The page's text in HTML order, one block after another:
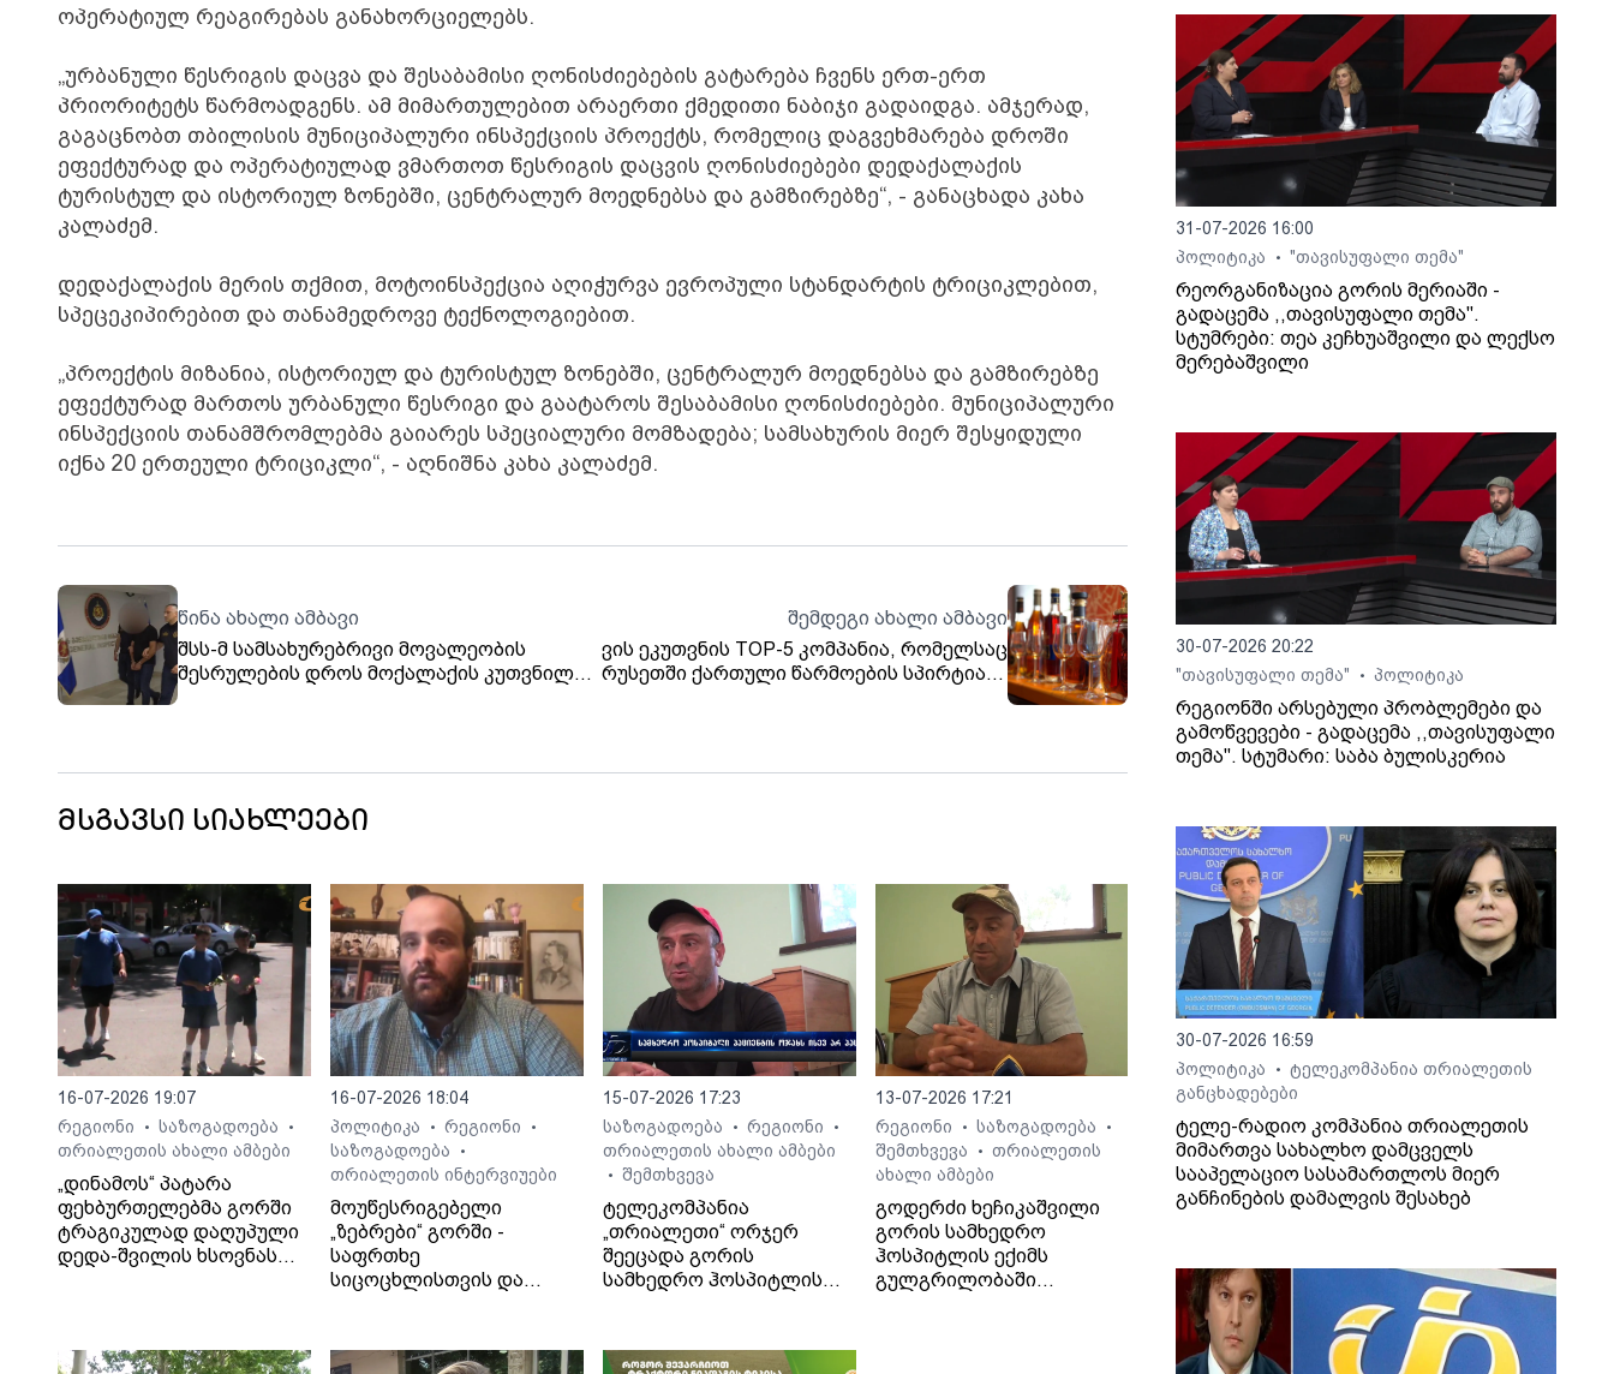
ოპერატიულ რეაგირებას განახორციელებს.
„ურბანული წესრიგის დაცვა და შესაბამისი ღონისძიებების გატარება ჩვენს ერთ-ერთ
პრიორიტეტს წარმოადგენს. ამ მიმართულებით არაერთი ქმედითი ნაბიჯი გადაიდგა. ამჯერად,
გაგაცნობთ თბილისის მუნიციპალური ინსპექციის პროექტს, რომელიც დაგვეხმარება დროში
ეფექტურად და ოპერატიულად ვმართოთ წესრიგის დაცვის ღონისძიებები დედაქალაქის
ტურისტულ და ისტორიულ ზონებში, ცენტრალურ მოედნებსა და გამზირებზე“, - განაცხადა კახა
კალაძემ.
დედაქალაქის მერის თქმით, მოტოინსპექცია აღიჭურვა ევროპული სტანდარტის ტრიციკლებით,
სპეცეკიპირებით და თანამედროვე ტექნოლოგიებით.
„პროექტის მიზანია, ისტორიულ და ტურისტულ ზონებში, ცენტრალურ მოედნებსა და გამზირებზე
ეფექტურად მართოს ურბანული წესრიგი და გაატაროს შესაბამისი ღონისძიებები. მუნიციპალური
ინსპექციის თანამშრომლებმა გაიარეს სპეციალური მომზადება; სამსახურის მიერ შესყიდული
იქნა 20 ერთეული ტრიციკლი“, - აღნიშნა კახა კალაძემ.
წინა ახალი ამბავი
შსს-მ სამსახურებრივი მოვალეობის
შესრულების დროს მოქალაქის კუთვნილი
შემდეგი ახალი ამბავი
ვის ეკუთვნის TOP-5 კომპანია, რომელსაც
რუსეთში ქართული წარმოების სპირტიანი
სასმელები გააქვს
მსგავსი სიახლეები
16-07-2026 19:07
რეგიონი
• საზოგადოება •
თრიალეთის ახალი ამბები
„დინამოს“ პატარა
ფეხბურთელებმა გორში
ტრაგიკულად დაღუპული
დედა-შვილის ხსოვნას
16-07-2026 18:04
პოლიტიკა
• რეგიონი •
საზოგადოება •
თრიალეთის ინტერვიუები
მოუწესრიგებელი
„ზებრები“ გორში -
საფრთხე
სიცოცხლისთვის და
15-07-2026 17:23
საზოგადოება
• რეგიონი •
თრიალეთის ახალი ამბები
• შემთხვევა
ტელეკომპანია
„თრიალეთი“ ორჯერ
შეეცადა გორის
სამხედრო ჰოსპიტლის
ბრალდებებთან
13-07-2026 17:21
რეგიონი
• საზოგადოება •
შემთხვევა • თრიალეთის
ახალი ამბები
გოდერძი ხეჩიკაშვილი
გორის სამხედრო
ჰოსპიტლის ექიმს
გულგრილობაში
31-07-2026 16:00
პოლიტიკა
• "თავისუფალი თემა"
რეორგანიზაცია გორის მერიაში -
გადაცემა ,,თავისუფალი თემა".
სტუმრები: თეა კეჩხუაშვილი და ლექსო
მერებაშვილი
30-07-2026 20:22
"თავისუფალი თემა"
• პოლიტიკა
რეგიონში არსებული პრობლემები და
გამოწვევები - გადაცემა ,,თავისუფალი
თემა". სტუმარი: საბა ბულისკერია
30-07-2026 16:59
პოლიტიკა
•
ტელეკომპანია თრიალეთის
განცხადებები
ტელე-რადიო კომპანია თრიალეთის
მიმართვა სახალხო დამცველს
სააპელაციო სასამართლოს მიერ
განჩინების დამალვის შესახებ